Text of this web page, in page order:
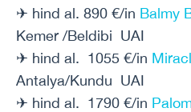
✈ hind al. 890 €/in Balmy
Kemer /Beldibi UAI
✈ hind al. 1055 €/in
Antalya/Kundu UAI
✈ hind al. 1790 €/in